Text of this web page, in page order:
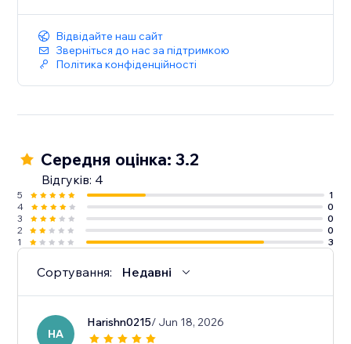
Відвідайте наш сайт
Зверніться до нас за підтримкою
Політика конфіденційності
Середня оцінка: 3.2
Відгуків: 4
5
1
4
0
3
0
2
0
1
3
Сортування: Недавні
HA
Harishn0215/ Jun 18, 2026